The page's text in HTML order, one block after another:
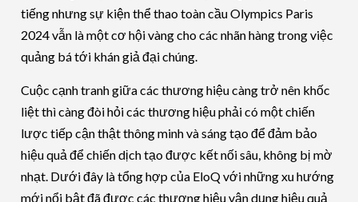
tiếng nhưng sự kiện thể thao toàn cầu Olympics Paris
2024 vẫn là một cơ hội vàng cho các nhãn hàng trong việc
quảng bá tới khán giả đại chúng.
Cuộc cạnh tranh giữa các thương hiệu càng trở nên khốc
liệt thì càng đòi hỏi các thương hiệu phải có một chiến
lược tiếp cận thật thông minh và sáng tạo để đảm bảo
hiệu quả để chiến dịch tạo được kết nối sâu, không bị mờ
nhạt. Dưới đây là tổng hợp của EloQ với những xu hướng
mới nổi bật đã được các thương hiệu vận dụng hiệu quả